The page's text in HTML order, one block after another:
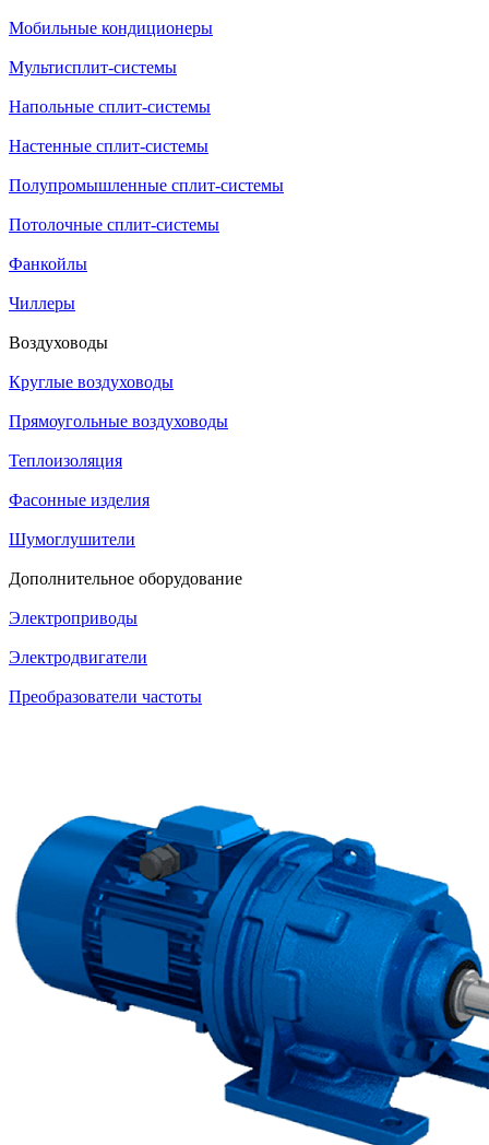
Мобильные кондиционеры
Мультисплит-системы
Напольные сплит-системы
Настенные сплит-системы
Полупромышленные сплит-системы
Потолочные сплит-системы
Фанкойлы
Чиллеры
Воздуховоды
Круглые воздуховоды
Прямоугольные воздуховоды
Теплоизоляция
Фасонные изделия
Шумоглушители
Дополнительное оборудование
Электроприводы
Электродвигатели
Преобразователи частоты